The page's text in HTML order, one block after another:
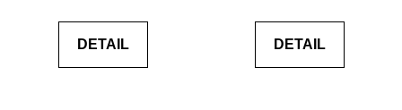
z
DETAIL DETAIL